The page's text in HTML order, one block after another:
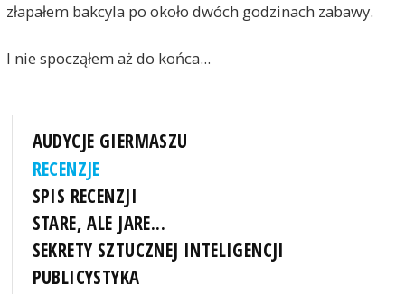
złapałem bakcyla po około dwóch godzinach zabawy.
I nie spocząłem aż do końca...
AUDYCJE GIERMASZU
RECENZJE
SPIS RECENZJI
STARE, ALE JARE...
SEKRETY SZTUCZNEJ INTELIGENCJI
PUBLICYSTYKA